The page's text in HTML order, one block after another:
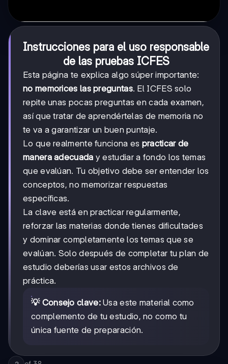
Instrucciones para el uso responsable
de las pruebas ICFES
Esta página te explica algo súper importante:
no memorices las preguntas. El ICFES solo
repite unas pocas preguntas en cada examen,
así que tratar de aprendértelas de memoria no
te va a garantizar un buen puntaje.
Lo que realmente funciona es practicar de
manera adecuada y estudiar a fondo los temas
que evalúan. Tu objetivo debe ser entender los
conceptos, no memorizar respuestas
específicas.
La clave está en practicar regularmente,
reforzar las materias donde tienes dificultades
y dominar completamente los temas que se
evalúan. Solo después de completar tu plan de
estudio deberías usar estos archivos de
práctica.
💡 Consejo clave:Usa este material como
complemento de tu estudio, no como tu
única fuente de preparación.